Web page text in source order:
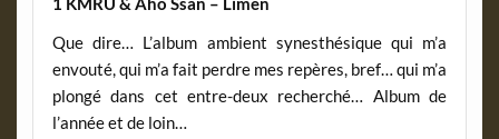
Que dire… L’album ambient synesthésique qui m’a
envouté, qui m’a fait perdre mes repères, bref… qui m’a
plongé dans cet entre-deux recherché… Album de
l’année et de loin…